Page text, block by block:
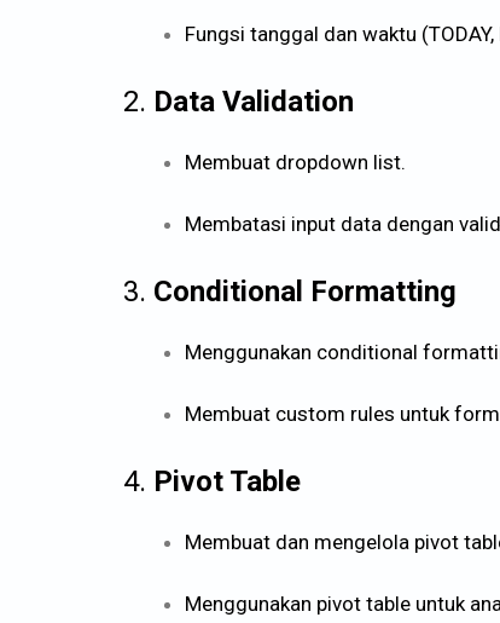
Fungsi tanggal dan waktu (TODAY,
2. Data Validation
Membuat dropdown list.
Membatasi input data dengan
3. Conditional Formatting
Menggunakan conditional
Membuat custom rules untuk
4. Pivot Table
Membuat dan mengelola pivot
Menggunakan pivot table untuk